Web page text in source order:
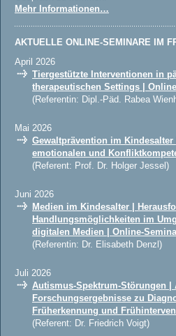
Mehr Informationen…
AKTUELLE ONLINE-SEMINARE IM
April 2026
Tiergestützte Interventionen in
therapeutischen Settings |
(Referentin: Dipl.-Päd. Rabea
Mai 2026
Gewaltprävention im
emotionalen und
(Referent: Prof. Dr. Holger Jessel)
Juni 2026
Medien im Kindesalter |
Handlungsmöglichkeiten im
digitalen Medien | Online-
(Referentin: Dr. Elisabeth Denzl)
Juli 2026
Autismus-Spektrum-Störungen
Forschungsergebnisse zu
Früherkennung und
(Referent: Dr. Friedrich Voigt)